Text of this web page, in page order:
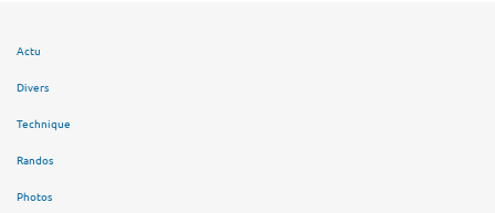
Actu
Divers
Technique
Randos
Photos